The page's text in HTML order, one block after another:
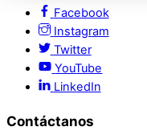
Facebook
Instagram
Twitter
YouTube
LinkedIn
Contáctanos